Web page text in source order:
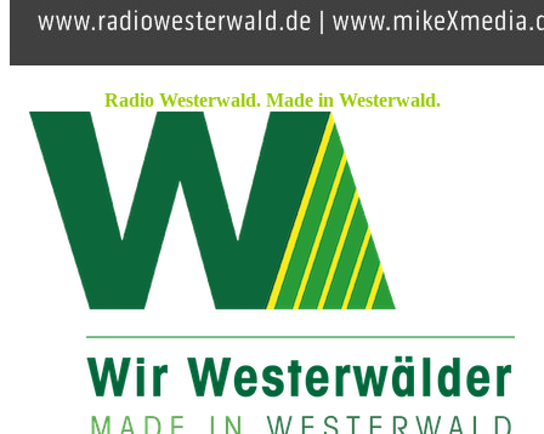
Radio Westerwald. Made in Westerwald.